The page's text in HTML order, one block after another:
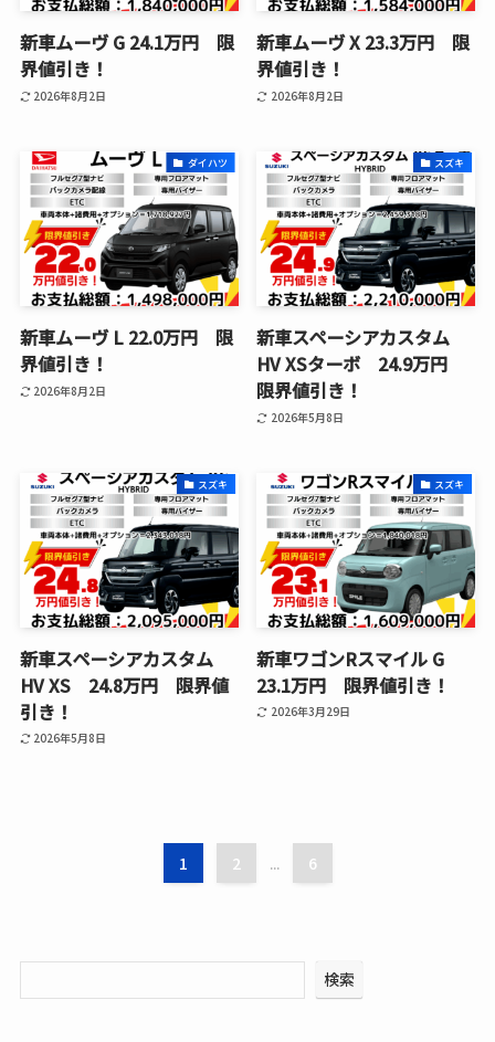
新車ムーヴ G 24.1万円 限
界値引き！
2026年8月2日
新車ムーヴ X 23.3万円 限
界値引き！
2026年8月2日
ダイハツ
新車ムーヴ L 22.0万円 限
界値引き！
2026年8月2日
スズキ
新車スペーシアカスタム
HV XSターボ 24.9万円
限界値引き！
2026年5月8日
スズキ
新車スペーシアカスタム
HV XS 24.8万円 限界値
引き！
2026年5月8日
スズキ
新車ワゴンRスマイル G
23.1万円 限界値引き！
2026年3月29日
1 2 ... 6
検索